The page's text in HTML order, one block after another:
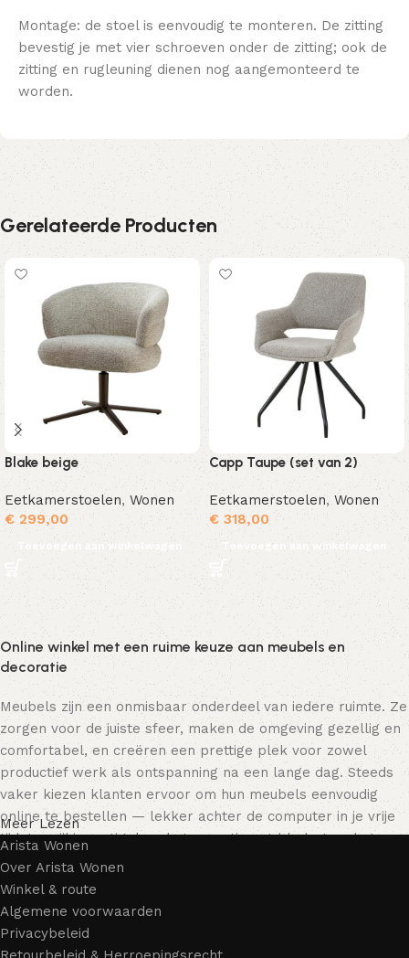
Montage: de stoel is eenvoudig te monteren. De zitting
bevestig je met vier schroeven onder de zitting; ook de
zitting en rugleuning dienen nog aangemonteerd te
worden.
Gerelateerde Producten
Blake beige
Eetkamerstoelen, Wonen
€299,00
Toevoegen aan winkelwagen
Capp Taupe (set van 2)
Eetkamerstoelen,Wonen
€ 318,00
Toevoegen aan winkelwagen
Online winkel met een ruime keuze aan meubels en
decoratie
Meubels zijn een onmisbaar onderdeel van iedere ruimte. Ze
zorgen voor de juiste sfeer, maken de omgeving gezellig en
comfortabel, en creëren een prettige plek voor zowel
productief werk als ontspanning na een lange dag. Steeds
vaker kiezen klanten ervoor om hun meubels eenvoudig
online te bestellen — lekker achter de computer in je vrije
tijd, terwijl je rustig door het assortiment bladert en het
meubelstuk kiest dat bij je past. Onze online winkel biedt
een uitgebreide catalogus met meubels voor zowel thuis als
kantoor.
Meubelproductie is een moderne vorm van kunst
Meer Lezen
Arista Wonen
Over Arista Wonen
Winkel & route
Algemene voorwaarden
Privacybeleid